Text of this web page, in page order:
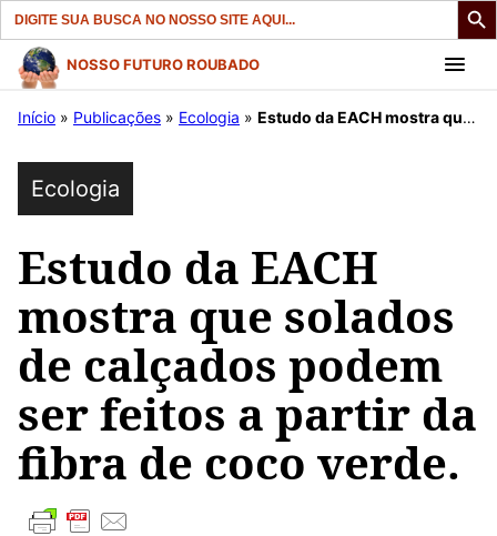
Search
for:
Pular
para
conteúdo
NOSSO FUTURO ROUBADO
Início » Publicações » Ecologia » Estudo da EACH mostra que solados de calçados podem ser feitos a partir da fibra de coco verde.
Ecologia
Estudo da EACH
mostra que solados
de calçados podem
ser feitos a partir da
fibra de coco verde.